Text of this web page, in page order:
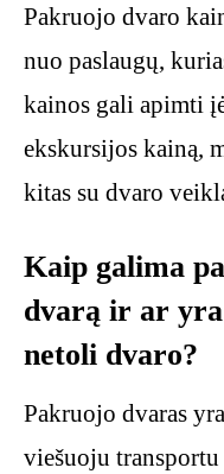
Pakruojo dvaro
nuo paslaugų,
kainos gali apimti
ekskursijos kainą,
kitas su dvaro
Kaip galima
dvarą ir ar
netoli dvaro?
Pakruojo dvaras
viešuoju